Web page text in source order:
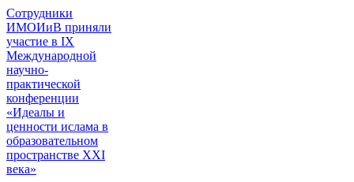
Сотрудники
ИМОИиВ приняли
участие в IX
Международной
научно-
практической
конференции
«Идеалы и
ценности ислама в
образовательном
пространстве XXI
века»